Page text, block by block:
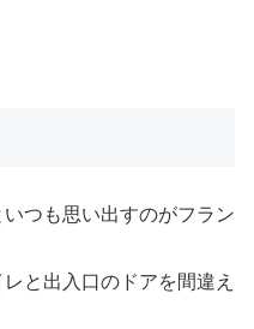
つも思い出すのがフラン
と出入口のドアを間違え